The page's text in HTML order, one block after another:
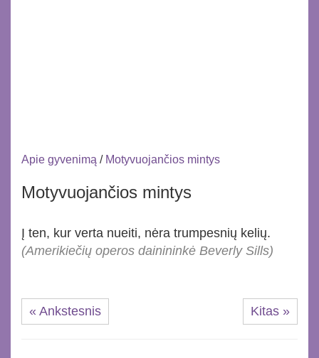
Apie gyvenimą / Motyvuojančios mintys
Motyvuojančios mintys
Į ten, kur verta nueiti, nėra trumpesnių kelių.
(Amerikiečių operos dainininkė Beverly Sills)
« Ankstesnis Kitas »